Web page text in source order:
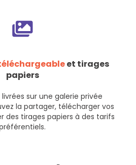
et tirages
papiers
sur une galerie privée
la partager, télécharger vos
des tirages papiers à des tarifs